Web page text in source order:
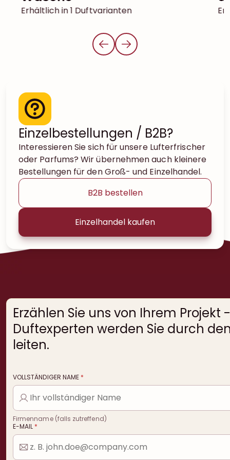
Erhältlich in 1 Duftvarianten
Einzelbestellungen / B2B?
Interessieren Sie sich für unsere Lufterfrischer
oder Parfums? Wir übernehmen auch kleinere
Bestellungen für den Groß- und Einzelhandel.
B2B bestellen
Einzelhandel kaufen
Erzählen Sie uns von Ihrem Projekt
Duftexperten werden Sie durch
leiten.
VOLLSTÄNDIGER NAME *
Firmenname (falls zutreffend)
E-MAIL *